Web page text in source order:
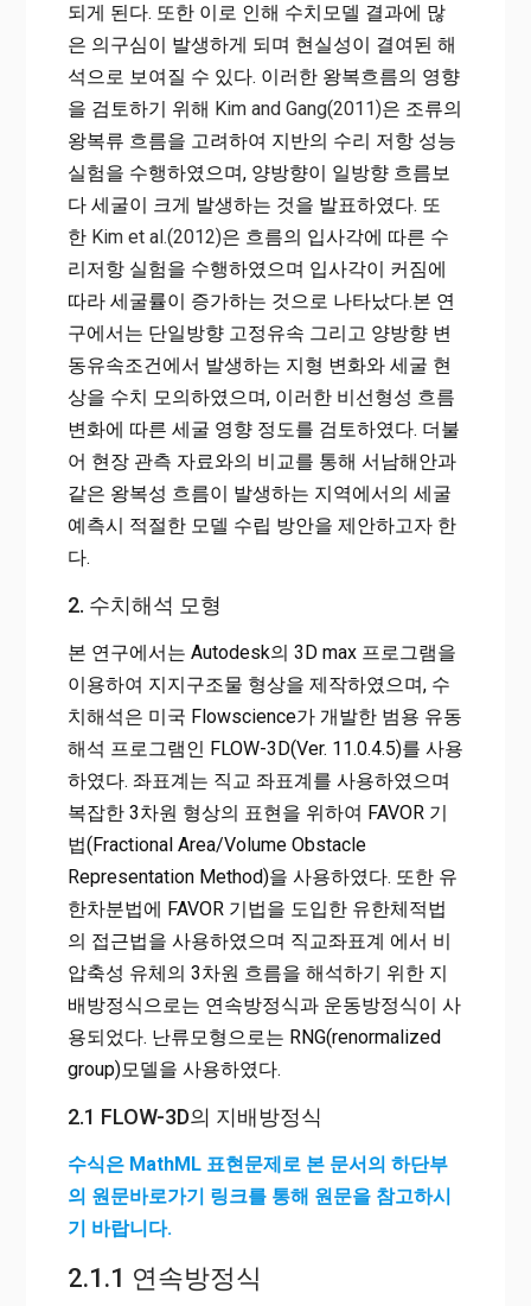
되게 된다. 또한 이로 인해 수치모델 결과에 많
은 의구심이 발생하게 되며 현실성이 결여된 해
석으로 보여질 수 있다. 이러한 왕복흐름의 영향
을 검토하기 위해 Kim and Gang(2011)은 조류의
왕복류 흐름을 고려하여 지반의 수리 저항 성능
실험을 수행하였으며, 양방향이 일방향 흐름보
다 세굴이 크게 발생하는 것을 발표하였다. 또
한 Kim et al.(2012)은 흐름의 입사각에 따른 수
리저항 실험을 수행하였으며 입사각이 커짐에
따라 세굴률이 증가하는 것으로 나타났다.본 연
구에서는 단일방향 고정유속 그리고 양방향 변
동유속조건에서 발생하는 지형 변화와 세굴 현
상을 수치 모의하였으며, 이러한 비선형성 흐름
변화에 따른 세굴 영향 정도를 검토하였다. 더불
어 현장 관측 자료와의 비교를 통해 서남해안과
같은 왕복성 흐름이 발생하는 지역에서의 세굴
예측시 적절한 모델 수립 방안을 제안하고자 한
다.
2. 수치해석 모형
본 연구에서는 Autodesk의 3D max 프로그램을
이용하여 지지구조물 형상을 제작하였으며, 수
치해석은 미국 Flowscience가 개발한 범용 유동
해석 프로그램인 FLOW-3D(Ver. 11.0.4.5)를 사용
하였다. 좌표계는 직교 좌표계를 사용하였으며
복잡한 3차원 형상의 표현을 위하여 FAVOR 기
법(Fractional Area/Volume Obstacle
Representation Method)을 사용하였다. 또한 유
한차분법에 FAVOR 기법을 도입한 유한체적법
의 접근법을 사용하였으며 직교좌표계 에서 비
압축성 유체의 3차원 흐름을 해석하기 위한 지
배방정식으로는 연속방정식과 운동방정식이 사
용되었다. 난류모형으로는 RNG(renormalized
group)모델을 사용하였다.
2.1 FLOW-3D의 지배방정식
수식은 MathML 표현문제로 본 문서의 하단부
의 원문바로가기 링크를 통해 원문을 참고하시
기 바랍니다.
2.1.1 연속방정식